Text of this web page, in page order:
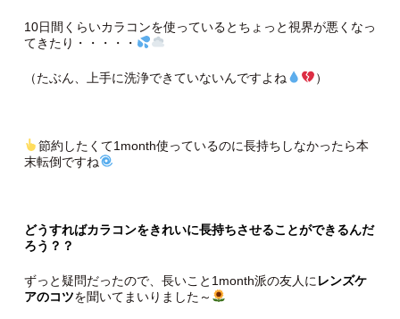
10日間くらいカラコンを使っているとちょっと視界が悪くなっ
てきたり・・・・・
（たぶん、上手に洗浄できていないんですよね ）
節約したくて1month使っているのに長持ちしなかったら本
末転倒ですね
どうすればカラコンをきれいに長持ちさせることができるんだ
ろう？？
ずっと疑問だったので、長いこと1month派の友人に レンズケ
アのコツを聞いてまいりました～